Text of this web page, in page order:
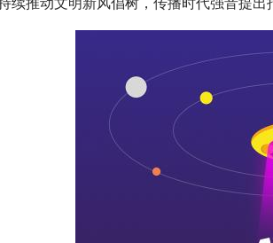
续推动文明新风倡树，传播时代强音提出